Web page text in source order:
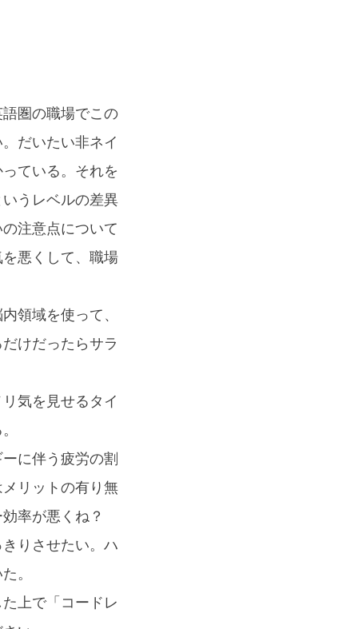
圏の職場でこの
だいたい非ネイ
ている。それを
うレベルの差異
注意点について
悪くして、職場
領域を使って、
けだったらサラ
気を見せるタイ
に伴う疲労の割
リットの有り無
率が悪くね？
りさせたい。ハ
。
上で「コードレ